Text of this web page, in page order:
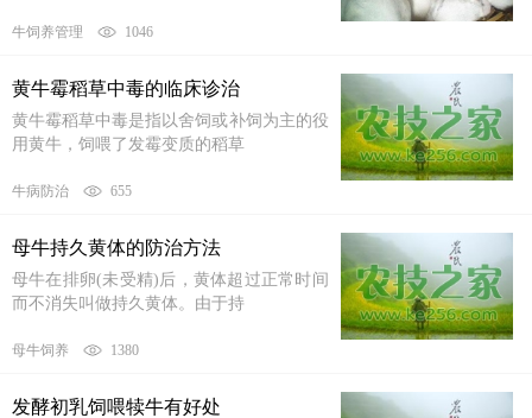
牛饲养管理 1046
黄牛霉稻草中毒的临床诊治
黄牛霉稻草中毒是指以舍饲或补饲为主的役
用黄牛，饲喂了发霉变质的稻草
牛病防治 655
母牛持久黄体的防治方法
母牛在排卵(未受精)后，黄体超过正常时间
而不消失叫做持久黄体。由于持
母牛饲养 1380
发酵初乳饲喂犊牛有好处